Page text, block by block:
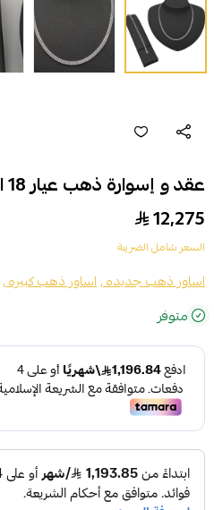
عقد و إسوارة ذهب عيار 18 الوزن 22.26 جرام
12,275
السعر شامل الضريبة
اساور ذهب جديده ,اساور ذهب كبيره ,
متوفر